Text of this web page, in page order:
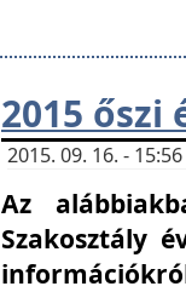
2015 őszi
2015. 09. 16. -
Az
Szakosztály